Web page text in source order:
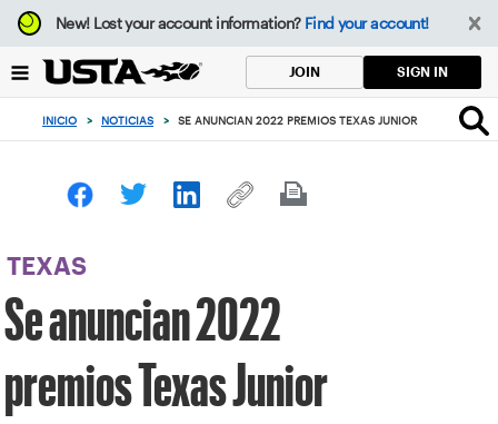
Enfoque
desde
botón
volver
principio
New!Lost your account information? Find your account!
JOIN SIGN IN
INICIO > NOTICIAS > SE ANUNCIAN 2022 PREMIOS TEXAS JUNIOR
TEXAS
Se anuncian 2022
premios Texas Junior